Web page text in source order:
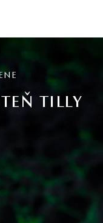
TILLY